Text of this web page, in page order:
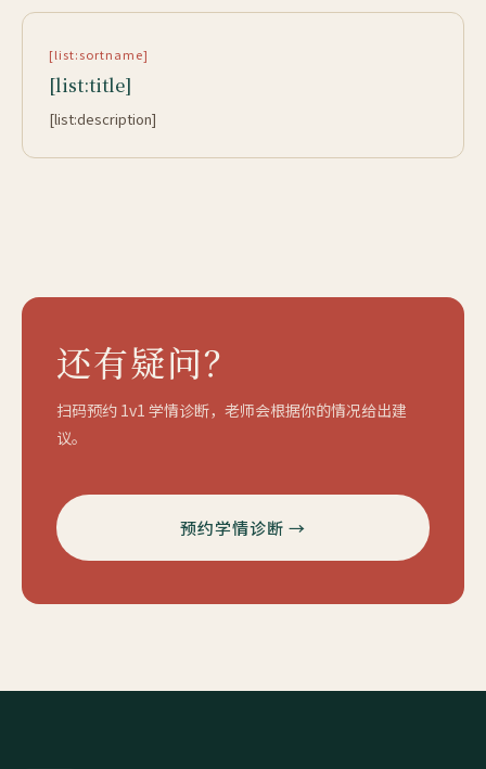
[list:sortname]
[list:title]
[list:description]
还有疑问？
扫码预约 1v1 学情诊断，老师会根据你的情况给出建
议。
预约学情诊断 →